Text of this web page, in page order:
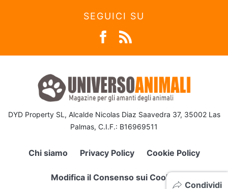
Condividi
SEGUICI SU
DYD Property SL, Alcalde Nicolas Diaz Saavedra 37, 35002 Las
Palmas, C.I.F.: B16969511
Chi siamo Privacy Policy Cookie Policy
Modifica il Consenso sui Cookie